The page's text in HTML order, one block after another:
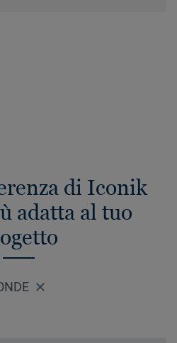
di Iconik
adatta al tuo